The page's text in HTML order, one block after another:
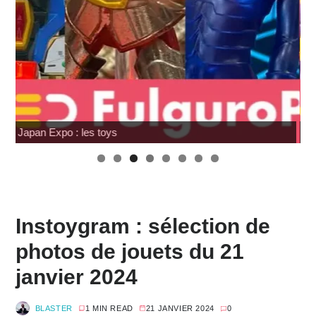
Hasbro : Marvel Legends Avengers Doomsday
Instoygram : sélection de
photos de jouets du 21
janvier 2024
BLASTER 1 MIN READ 21 JANVIER 2024 0